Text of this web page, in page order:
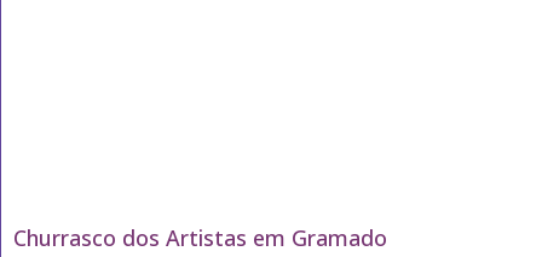
Churrasco dos Artistas em Gramado